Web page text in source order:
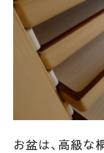
お盆は、高級な